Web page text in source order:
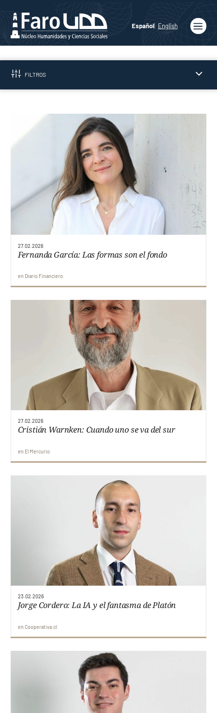
Español English
Quiénes
somos
Podcast
Ediciones
Faro UDD
FILTROS
27.02.2026
Fernanda García: Las formas son el fondo
en Diario Financiero
27.02.2026
Cristián Warnken: Cuando uno se va del sur
en El Mercurio
23.02.2026
Jorge Cordero: La IA y el fantasma de Platón
en Cooperativa.cl